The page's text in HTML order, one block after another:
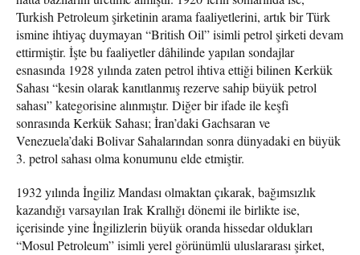
Turkish Petroleum şirketinin arama faaliyetlerini, artık bir Türk
ismine ihtiyaç duymayan “British Oil” isimli petrol şirketi devam
ettirmiştir. İşte bu faaliyetler dâhilinde yapılan sondajlar
esnasında 1928 yılında zaten petrol ihtiva ettiği bilinen Kerkük
Sahası “kesin olarak kanıtlanmış rezerve sahip büyük petrol
sahası” kategorisine alınmıştır. Diğer bir ifade ile keşfi
sonrasında Kerkük Sahası; İran’daki Gachsaran ve
Venezuela’daki Bolivar Sahalarından sonra dünyadaki en büyük
3. petrol sahası olma konumunu elde etmiştir.
1932 yılında İngiliz Mandası olmaktan çıkarak, bağımsızlık
kazandığı varsayılan Irak Krallığı dönemi ile birlikte ise,
içerisinde yine İngilizlerin büyük oranda hissedar oldukları
“Mosul Petroleum” isimli yerel görünümlü uluslararası şirket,